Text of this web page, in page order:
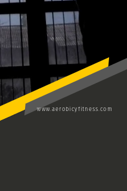
www.aerobicyfitness.com